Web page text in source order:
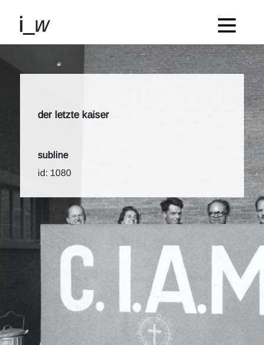
der letzte kaiser
subline
id: 1080